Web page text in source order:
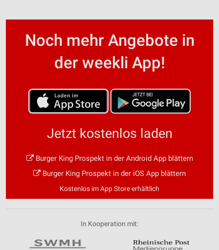
Noch mehr Angebote in
der weekli App!
Jetzt kostenlos laden
Burger King Prospekt in der Android App blättern
Burger King Prospekt in der iOS App blättern
Kostenlos im App Store erhältlich
In Kooperation mit: